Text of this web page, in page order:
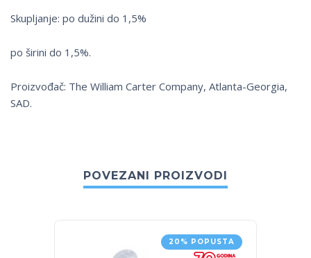
Skupljanje: po dužini do 1,5%
po širini do 1,5%.
Proizvođač: The William Carter Company, Atlanta-Georgia,
SAD.
POVEZANI PROIZVODI
20% POPUSTA